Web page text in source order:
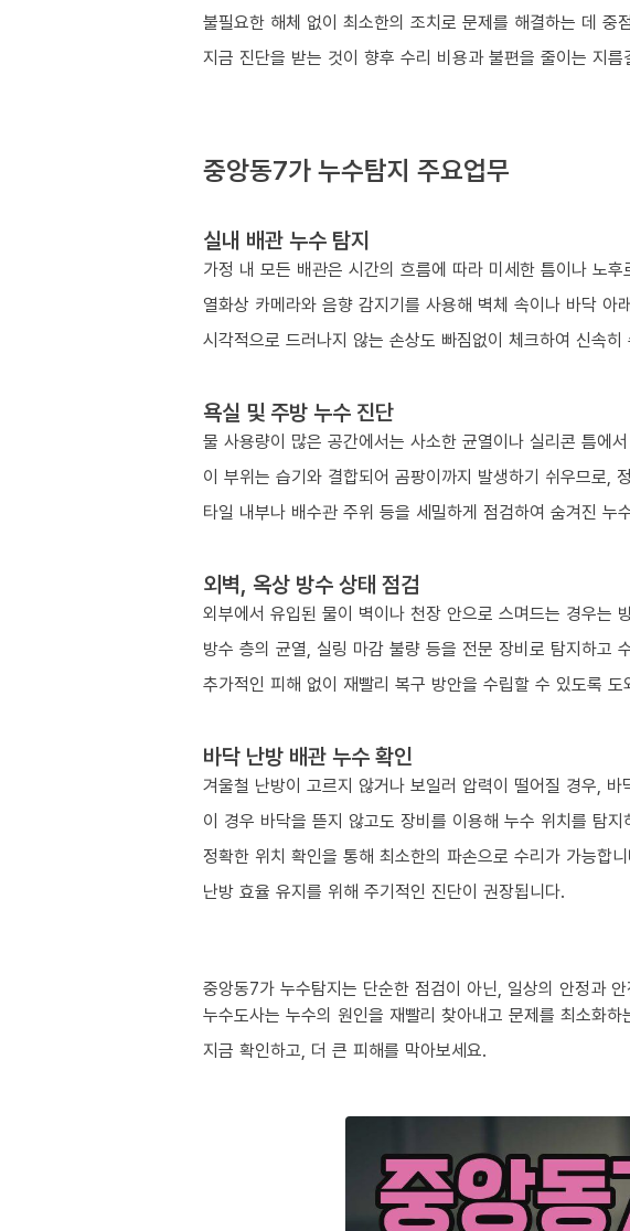
불필요한 해체 없이 최소한의 조치로 문제를 해결하는 데 중
지금 진단을 받는 것이 향후 수리 비용과 불편을 줄이는 지름
중앙동7가 누수탐지 주요업무
실내 배관 누수 탐지
가정 내 모든 배관은 시간의 흐름에 따라 미세한 틈이나 노
열화상 카메라와 음향 감지기를 사용해 벽체 속이나 바닥 아
시각적으로 드러나지 않는 손상도 빠짐없이 체크하여 신속
욕실 및 주방 누수 진단
물 사용량이 많은 공간에서는 사소한 균열이나 실리콘 틈에
이 부위는 습기와 결합되어 곰팡이까지 발생하기 쉬우므로,
타일 내부나 배수관 주위 등을 세밀하게 점검하여 숨겨진 누
외벽, 옥상 방수 상태 점검
외부에서 유입된 물이 벽이나 천장 안으로 스며드는 경우는
방수 층의 균열, 실링 마감 불량 등을 전문 장비로 탐지하고
추가적인 피해 없이 재빨리 복구 방안을 수립할 수 있도록 도
바닥 난방 배관 누수 확인
겨울철 난방이 고르지 않거나 보일러 압력이 떨어질 경우,
이 경우 바닥을 뜯지 않고도 장비를 이용해 누수 위치를 탐지
정확한 위치 확인을 통해 최소한의 파손으로 수리가 가능합
난방 효율 유지를 위해 주기적인 진단이 권장됩니다.
중앙동7가 누수탐지는 단순한 점검이 아닌, 일상의 안정과
누수도사는 누수의 원인을 재빨리 찾아내고 문제를 최소화
지금 확인하고, 더 큰 피해를 막아보세요.